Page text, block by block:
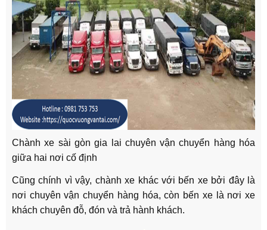
Chành xe sài gòn gia lai chuyên vận chuyển hàng hóa
giữa hai nơi cố định
Cũng chính vì vậy, chành xe khác với bến xe bởi đây là
nơi chuyên vận chuyển hàng hóa, còn bến xe là nơi xe
khách chuyên đỗ, đón và trả hành khách.